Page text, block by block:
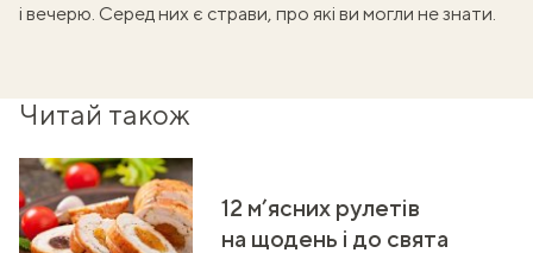
і вечерю. Серед них є страви, про які ви могли не знати.
Читай також
12 м’ясних рулетів
на щодень і до свята